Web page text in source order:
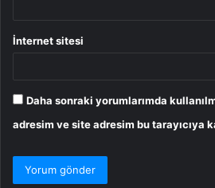
İnternet sitesi
Daha sonraki yorumlarımda
adresim ve site adresim bu tarayıcıya